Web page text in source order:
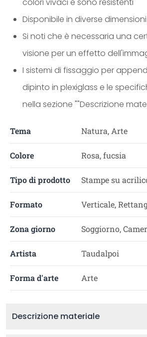
Disponibile in diverse dimensioni
Si noti che è necessaria una
visione per un effetto
I sistemi di fissaggio per
dipinto in plexiglass e le
nella sezione ""Descrizione
Tema Natura, Arte
Colore Rosa, fucsia
Tipo di prodotto Stampe su
Formato Verticale,
Zona giorno Soggiorno,
Artista Taudalpoi
Forma d'arte Arte
Descrizione materiale